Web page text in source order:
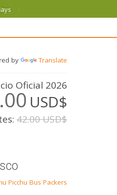
by
Translate
Oficial 2026
USD$
42.00 USD$